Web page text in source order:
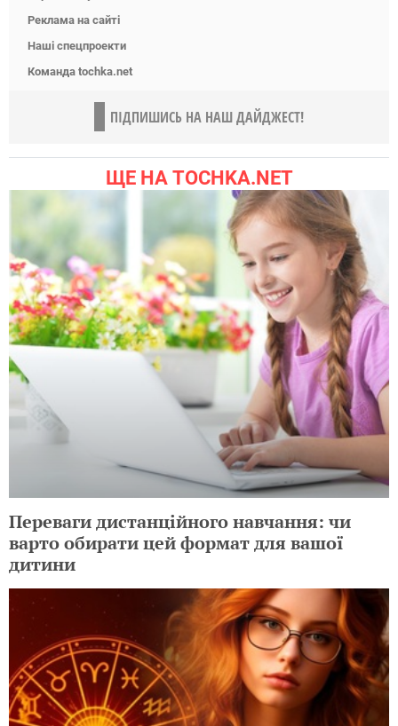
Реклама на сайті
Наші спецпроекти
Команда tochka.net
ПІДПИШИСЬ НА НАШ ДАЙДЖЕСТ!
ЩЕ НА TOCHKA.NET
Переваги дистанційного навчання: чи
варто обирати цей формат для вашої
дитини